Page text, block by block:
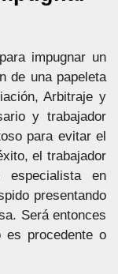
impugnar un
de una papeleta
Arbitraje y
y trabajador
para evitar el
el trabajador
en
presentando
Será entonces
es procedente o